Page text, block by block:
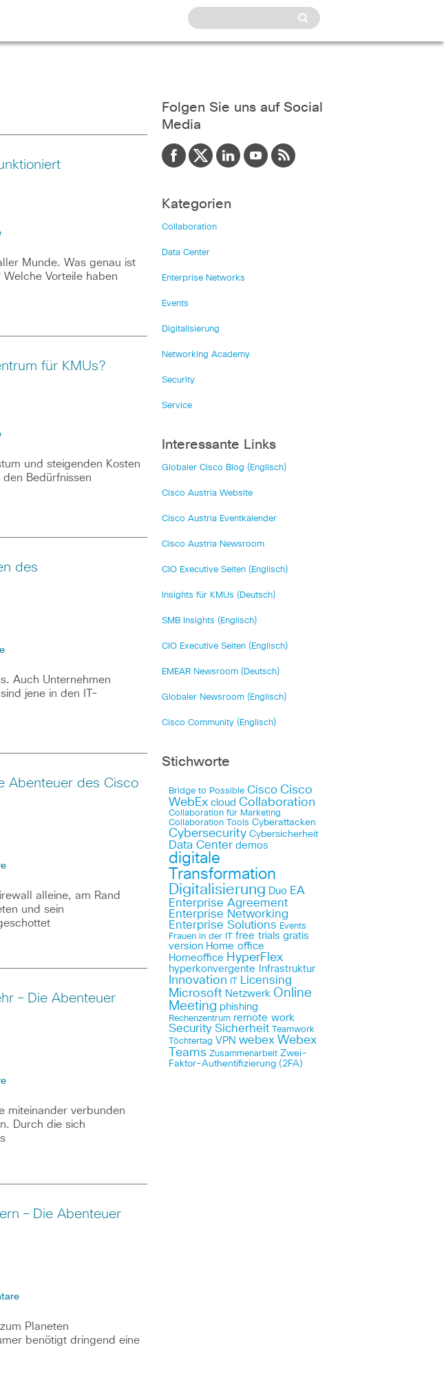
Munde. Was genau ist
Vorteile haben
für KMUs?
und steigenden Kosten
Bedürfnissen
des
Auch Unternehmen
jene in den IT-
Abenteuer des Cisco
alleine, am Rand
und sein
– Die Abenteuer
miteinander verbunden
Durch die sich
– Die Abenteuer
Planeten
benötigt dringend eine
Folgen Sie uns auf Social
Media
Kategorien
Collaboration
Data Center
Enterprise Networks
Events
Digitalisierung
Networking Academy
Security
Service
Interessante Links
Globaler Cisco Blog (Englisch)
Cisco Austria Website
Cisco Austria Eventkalender
Cisco Austria Newsroom
CIO Executive Seiten (Englisch)
Insights für KMUs (Deutsch)
SMB Insights (Englisch)
CIO Executive Seiten (Englisch)
EMEAR Newsroom (Deutsch)
Globaler Newsroom (Englisch)
Cisco Community (Englisch)
Stichworte
Bridge to Possible Cisco Cisco
WebEx cloud Collaboration
Collaboration für Marketing
Collaboration Tools Cyberattacken
Cybersecurity Cybersicherheit
Data Center demos
digitale
Transformation
Digitalisierung Duo EA
Enterprise Agreement
Enterprise Networking
Enterprise Solutions Events
Frauen in der IT free trials gratis
version Home office
Homeoffice HyperFlex
hyperkonvergente Infrastruktur
Innovation IT Licensing
Microsoft Netzwerk Online
Meeting phishing
Rechenzentrum remote work
Security Sicherheit Teamwork
Töchtertag VPN webex Webex
Teams Zusammenarbeit Zwei-
Faktor-Authentifizierung (2FA)